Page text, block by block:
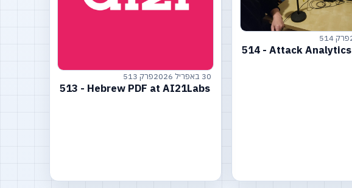
פרק 514
514 - Attack Analytics
30 באפריל 2026 פרק 513
513 - Hebrew PDF at AI21Labs